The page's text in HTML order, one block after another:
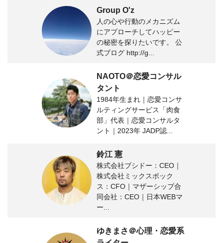
Group O'z
人の心や行動のメカニズム
にアプローチしてハッピー
の秘密を探りたいです。 公
式ブログ http://g...
NAOTO＠恋愛コンサル
タント
1984年生まれ｜恋愛コンサ
ルティングサービス「肉食
部」代表｜恋愛コンサルタ
ント｜2023年 JADP認...
鈴江 憲
株式会社ブシドー：CEO｜
株式会社ミックスボック
ス：CFO｜マザーシップ合
同会社：CEO｜日本WEBマ
ー...
ゆきまさ＠心理・恋愛系